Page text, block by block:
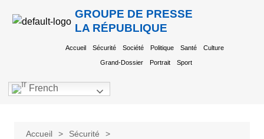
GROUPE DE PRESSE
LA RÉPUBLIQUE
Accueil Sécurité Société Politique Santé Culture
Grand-Dossier Portrait Sport
French
Accueil
Sécurité